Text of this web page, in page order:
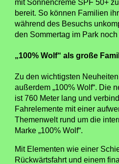
Zusätzlich setzt Plopsaland
Sommer auf einen
Besucherinnen und
NIVEA stehen im Park
mit Sonnencreme SPF 50+
während des Besuchs
den Sommertag im Park